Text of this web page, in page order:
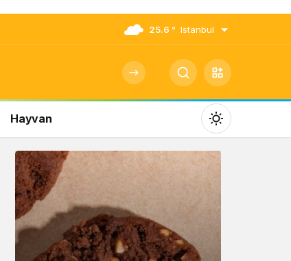
25.6 ° Istanbul
Hayvan
Mod
değiştir
Gündüz Modu
Gündüz modunu seçin.